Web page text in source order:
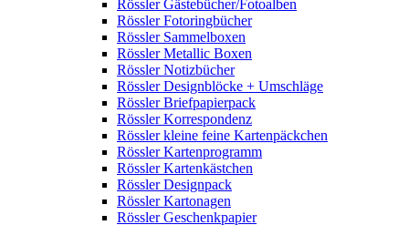
Rössler Gästebücher/Fotoalben
Rössler Fotoringbücher
Rössler Sammelboxen
Rössler Metallic Boxen
Rössler Notizbücher
Rössler Designblöcke + Umschläge
Rössler Briefpapierpack
Rössler Korrespondenz
Rössler kleine feine Kartenpäckchen
Rössler Kartenprogramm
Rössler Kartenkästchen
Rössler Designpack
Rössler Kartonagen
Rössler Geschenkpapier